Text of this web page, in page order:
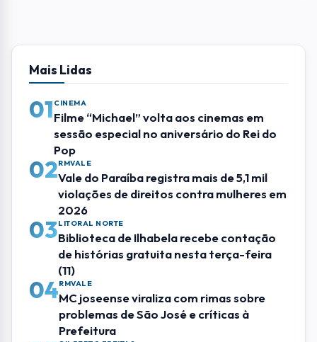
04
MC joseense viraliza com rimas sobre
problemas de São José e críticas à
Prefeitura
05GILBERTO FREITAS
Coluna Social: confira quem marcou
presença nos eventos de Sjcampos